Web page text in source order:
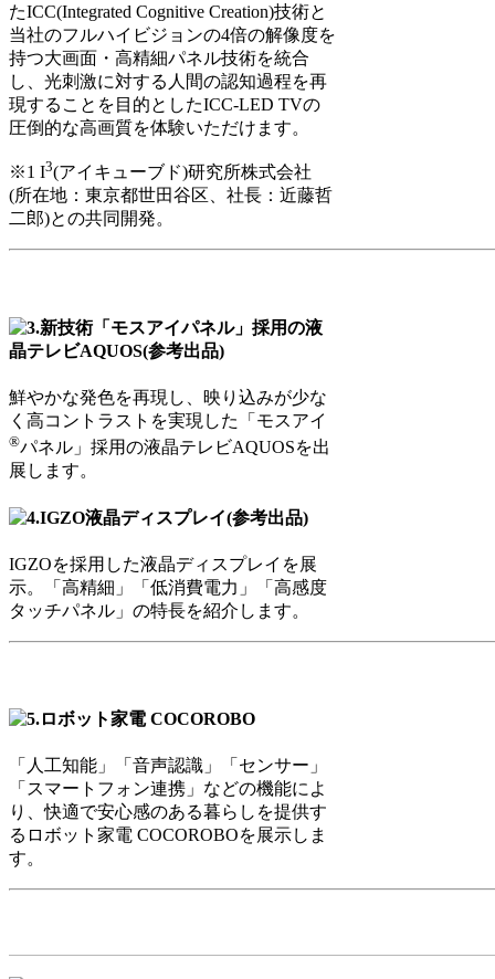
たICC(Integrated Cognitive Creation)技術と
当社のフルハイビジョンの4倍の解像度を
持つ大画面・高精細パネル技術を統合
し、光刺激に対する人間の認知過程を再
現することを目的としたICC-LED TVの
圧倒的な高画質を体験いただけます。
※1 I3(アイキューブド)研究所株式会社
(所在地：東京都世田谷区、社長：近藤哲
二郎)との共同開発。
鮮やかな発色を再現し、映り込みが少な
く高コントラストを実現した「モスアイ
®パネル」採用の液晶テレビAQUOSを出
展します。
IGZOを採用した液晶ディスプレイを展
示。「高精細」「低消費電力」「高感度
タッチパネル」の特長を紹介します。
「人工知能」「音声認識」「センサー」
「スマートフォン連携」などの機能によ
り、快適で安心感のある暮らしを提供す
るロボット家電 COCOROBOを展示しま
す。